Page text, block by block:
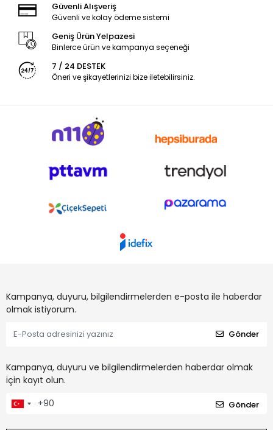
Güvenli Alışveriş
Güvenli ve kolay ödeme sistemi
Geniş Ürün Yelpazesi
Binlerce ürün ve kampanya seçeneği
7 / 24 DESTEK
Öneri ve şikayetlerinizi bize iletebilirsiniz.
Kampanya, duyuru, bilgilendirmelerden e-posta ile haberdar
olmak istiyorum.
Gönder
Kampanya, duyuru ve bilgilendirmelerden haberdar olmak
için kayıt olun.
Gönder